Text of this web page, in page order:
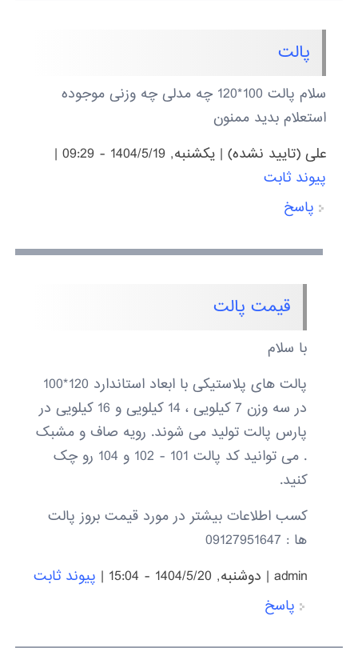
پالت
سلام پالت 100*120 چه مدلی چه وزنی موجوده
استعلام بدید ممنون
علی (تایید نشده)| يكشنبه, 1404/5/19 - 09:29
|
پیوند ثابت
پاسخ
قیمت پالت
با سلام
پالت های پلاستیکی با ابعاد استاندارد 120*100
در سه وزن 7 کیلویی ، 14 کیلویی و 16 کیلویی در
پارس پالت تولید می شوند. رویه صاف و مشبک
. می توانید کد پالت 101 - 102 و 104 رو چک
کنید.
کسب اطلاعات بیشتر در مورد قیمت بروز پالت
ها : 09127951647
admin
| دوشنبه, 1404/5/20 - 15:04 | پیوند ثابت
پاسخ